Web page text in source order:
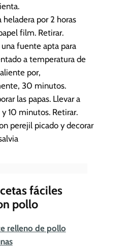
heladera por 2 horas
film. Retirar.
fuente apta para
a temperatura de
por,
30 minutos.
las papas. Llevar a
10 minutos. Retirar.
perejil picado y decorar
fáciles
pollo
relleno de pollo